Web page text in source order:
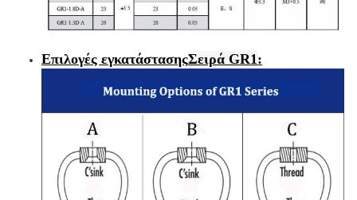
Επιλογές εγκατάστασηςΣειρά GR1 :